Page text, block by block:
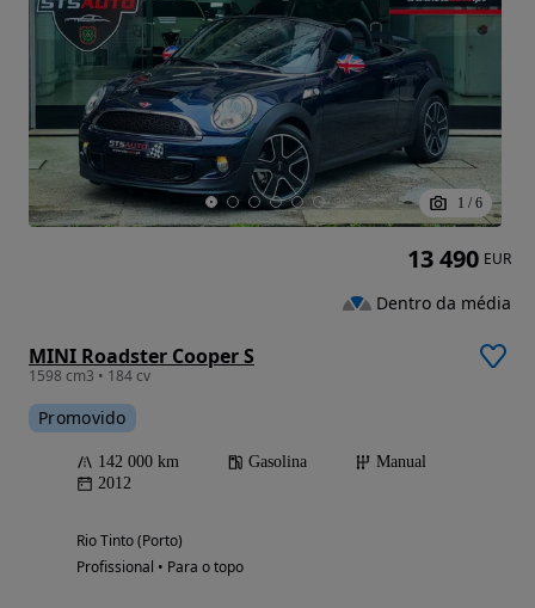
1 / 6
MINI Roadster Cooper S
1598 cm3 • 184 cv
Promovido
142 000 km Gasolina
Manual
2012
Rio Tinto (Porto)
Profissional • Para o topo
13 490 EUR
Dentro da média